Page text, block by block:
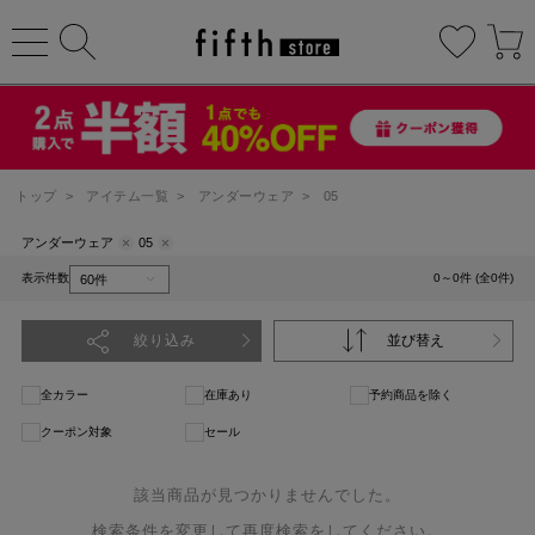
トップ > アイテム一覧 > アンダーウェア > 05
アンダーウェア 05
表示件数 0～0件 (全0件)
絞り込み 並び替え
全カラー 在庫あり 予約商品を除く
クーポン対象 セール
該当商品が見つかりませんでした。
検索条件を変更して再度検索をしてください。